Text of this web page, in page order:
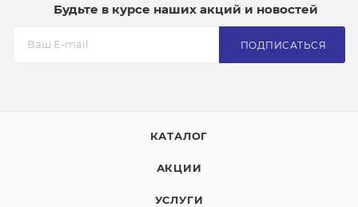
Будьте в курсе наших акций и новостей
ПОДПИСАТЬСЯ
КАТАЛОГ
АКЦИИ
УСЛУГИ